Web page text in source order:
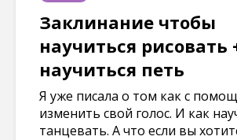
Заклинание чтобы
научиться рисовать
научиться петь
Я уже писала о том как с
изменить свой голос. И как
танцевать. А что если вы